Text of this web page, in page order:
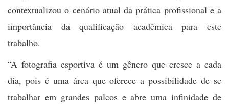
contextualizou o cenário atual da prática profissional e a
importância da qualificação acadêmica para este
trabalho.
“A fotografia esportiva é um gênero que cresce a cada
dia, pois é uma área que oferece a possibilidade de se
trabalhar em grandes palcos e abre uma infinidade de